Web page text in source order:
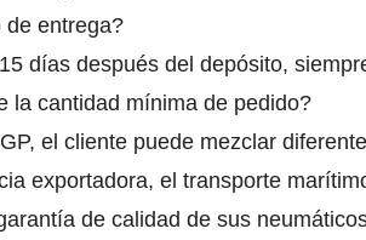
de entrega?
días después del depósito,
la cantidad mínima de pedido?
el cliente puede mezclar
exportadora, el transporte
de calidad de sus